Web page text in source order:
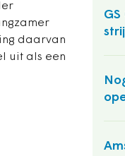
daarvan
uit als een